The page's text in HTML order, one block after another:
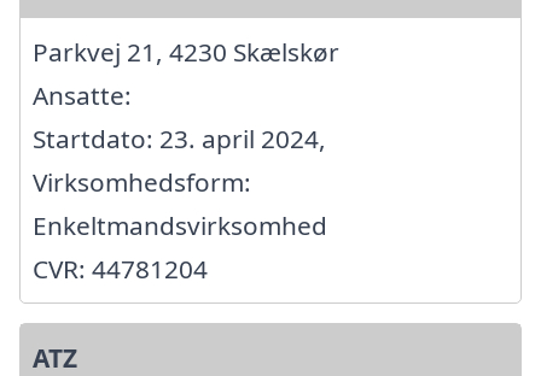
Parkvej 21, 4230 Skælskør
Ansatte:
Startdato: 23. april 2024,
Virksomhedsform:
Enkeltmandsvirksomhed
CVR: 44781204
ATZ